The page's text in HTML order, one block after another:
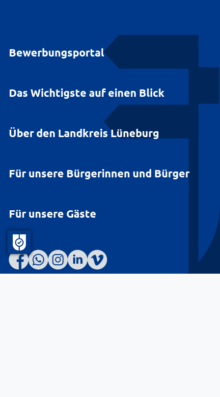
Bewerbungsportal
Das Wichtigste auf einen Blick
Über den Landkreis Lüneburg
Für unsere Bürgerinnen und Bürger
Für unsere Gäste